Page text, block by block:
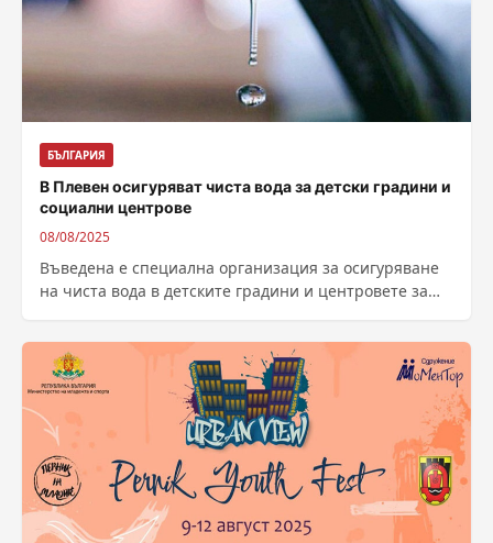
БЪЛГАРИЯ
В Плевен осигуряват чиста вода за детски градини и
социални центрове
08/08/2025
Въведена е специална организация за осигуряване
на чиста вода в детските градини и центровете за